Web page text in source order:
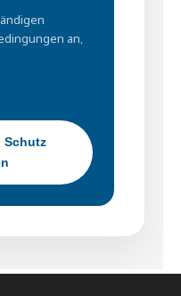
an,
Schutz